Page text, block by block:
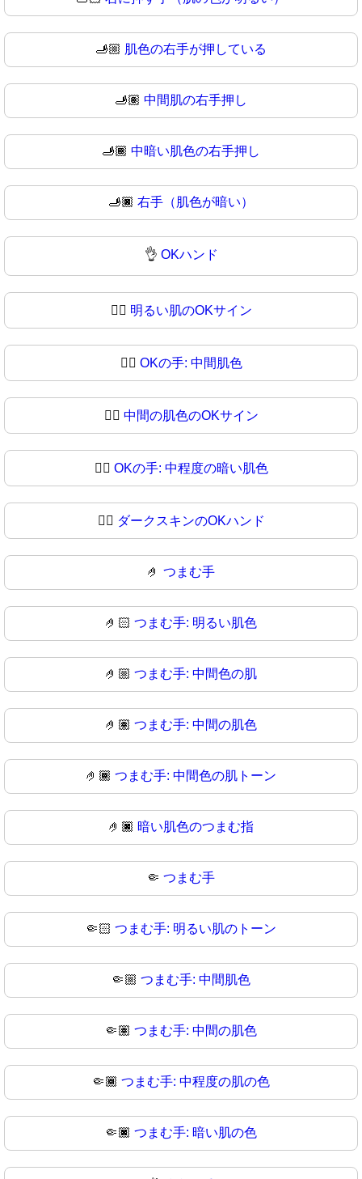
🫸🏼 肌色の右手が押している
🫸🏽 中間肌の右手押し
🫸🏾 中暗い肌色の右手押し
🫸🏿 右手（肌色が暗い）
👌 OKハンド
👌🏻 明るい肌のOKサイン
👌🏼 OKの手: 中間肌色
👌🏽 中間の肌色のOKサイン
👌🏾 OKの手: 中程度の暗い肌色
👌🏿 ダークスキンのOKハンド
🤌 つまむ手
🤌🏻 つまむ手: 明るい肌色
🤌🏼 つまむ手: 中間色の肌
🤌🏽 つまむ手: 中間の肌色
🤌🏾 つまむ手: 中間色の肌トーン
🤌🏿 暗い肌色のつまむ指
🤏 つまむ手
🤏🏻 つまむ手: 明るい肌のトーン
🤏🏼 つまむ手: 中間肌色
🤏🏽 つまむ手: 中間の肌色
🤏🏾 つまむ手: 中程度の肌の色
🤏🏿 つまむ手: 暗い肌の色